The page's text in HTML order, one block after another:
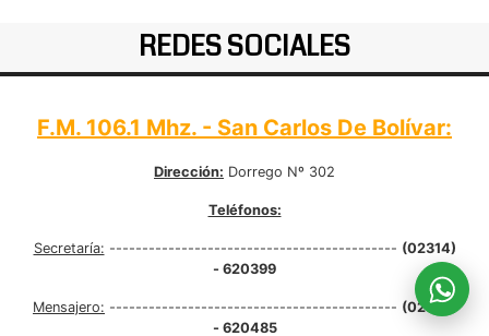
REDES SOCIALES
F.M. 106.1 Mhz. - San Carlos De Bolívar:
Dirección: Dorrego Nº 302
Teléfonos:
Secretaría: -------------------------------------------- (02314)
- 620399
Mensajero: -------------------------------------------- (02314)
- 620485